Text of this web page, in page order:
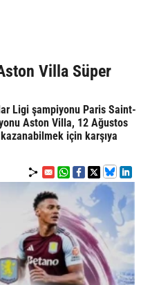
Villa Süper
Ligi şampiyonu Paris Saint-
Aston Villa, 12 Ağustos
için karşıya